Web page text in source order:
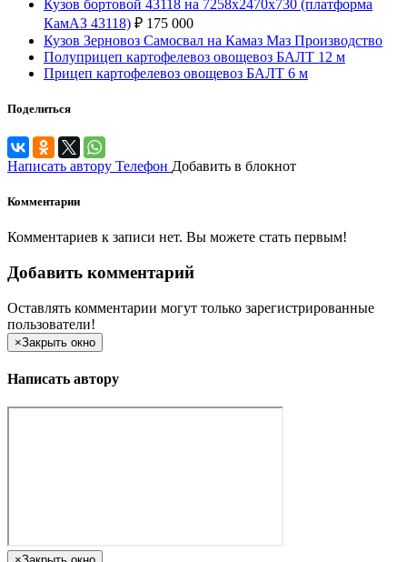
Кузов бортовой 43118 на 7258х2470х730 (платформа
КамАЗ 43118) ₽ 175 000
Кузов Зерновоз Самосвал на Камаз Маз Производство
Полуприцеп картофелевоз овощевоз БАЛТ 12 м
Прицеп картофелевоз овощевоз БАЛТ 6 м
Поделиться
Написать автору Телефон Добавить в блокнот
Комментарии
Комментариев к записи нет. Вы можете стать первым!
Добавить комментарий
Оставлять комментарии могут только зарегистрированные
пользователи!
×Закрыть окно
Написать автору